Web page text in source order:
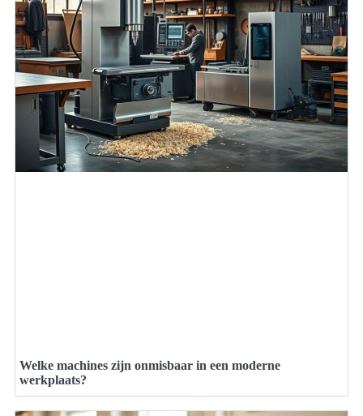
Welke machines zijn onmisbaar in een moderne
werkplaats?